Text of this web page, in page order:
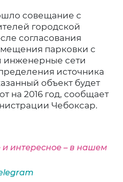
совещание с
городской
согласования
парковки с
сети
источника
объект будет
на 2016 год, сообщает
Чебоксар.
интересное – в нашем